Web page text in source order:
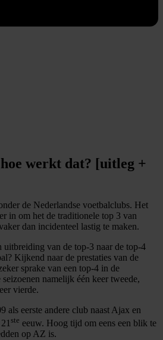
werkt dat? [uitleg +
de Nederlandse voetbalclubs. Het
in om het de traditionele top 3 van
dan incidenteel lastig te maken.
uitbreiding van de top-3 naar de top-4
Kijkend naar de prestaties van de
sprake van een top-4 in de
namelijk één keer tweede,
vierde.
als eerste andere club naast Ajax en
ste eeuw. Hoog tijd om eens een blik te
op AZ is.